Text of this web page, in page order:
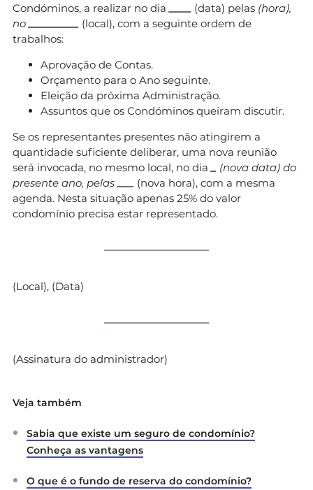
Condóminos, a realizar no dia
(data) pelas (hora),
no
(local), com a seguinte ordem de
trabalhos:
Aprovação de Contas.
Orçamento para o Ano seguinte.
Eleição da próxima Administração.
Assuntos que os Condóminos queiram discutir.
Se os representantes presentes não atingirem a
quantidade suficiente deliberar, uma nova reunião
será invocada, no mesmo local, no dia
(nova data) do
presente ano, pelas
(nova hora), com a mesma
agenda. Nesta situação apenas 25% do valor
condomínio precisa estar representado.
(Local), (Data)
(Assinatura do administrador)
Veja também
Sabia que existe um seguro de condomínio?
Conheça as vantagens
O que é o fundo de reserva do condomínio?